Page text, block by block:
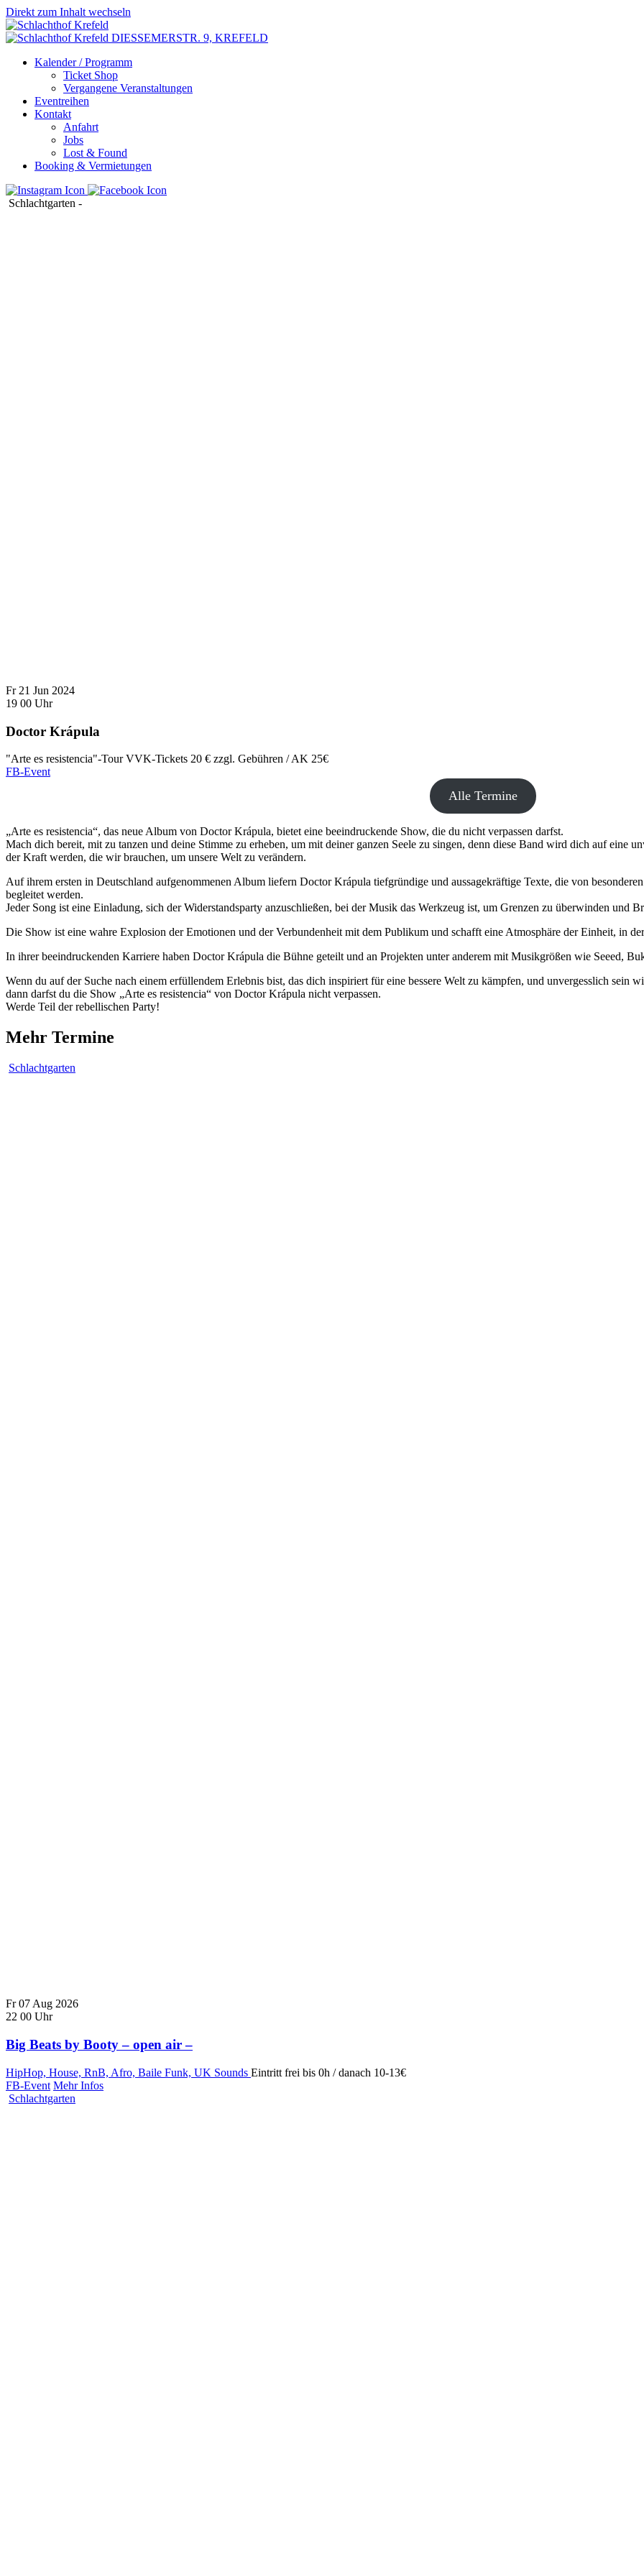
Direkt zum Inhalt wechseln
DIESSEMERSTR. 9, KREFELD
Kalender / Programm
Ticket Shop
Vergangene Veranstaltungen
Eventreihen
Kontakt
Anfahrt
Jobs
Lost & Found
Booking & Vermietungen
Schlachtgarten -
Fr 21 Jun 2024
19 00 Uhr
Doctor Krápula
"Arte es resistencia"-Tour VVK-Tickets 20 € zzgl. Gebühren / AK 25€
FB-Event
Alle Termine
„Arte es resistencia“, das neue Album von Doctor Krápula, bietet eine beeindruckende Show, die du nicht verpassen darfst.
Mach dich bereit, mit zu tanzen und deine Stimme zu erheben, um mit deiner ganzen Seele zu singen, denn diese Band wird dich auf eine
der Kraft werden, die wir brauchen, um unsere Welt zu verändern.
Auf ihrem ersten in Deutschland aufgenommenen Album liefern Doctor Krápula tiefgründige und aussagekräftige Texte, die von
begleitet werden.
Jeder Song ist eine Einladung, sich der Widerstandsparty anzuschließen, bei der Musik das Werkzeug ist, um Grenzen zu überwinden und
Die Show ist eine wahre Explosion der Emotionen und der Verbundenheit mit dem Publikum und schafft eine Atmosphäre der Einheit, in
In ihrer beeindruckenden Karriere haben Doctor Krápula die Bühne geteilt und an Projekten unter anderem mit Musikgrößen wie Seeed,
Wenn du auf der Suche nach einem erfüllendem Erlebnis bist, das dich inspiriert für eine bessere Welt zu kämpfen, und unvergesslich sein
dann darfst du die Show „Arte es resistencia“ von Doctor Krápula nicht verpassen.
Werde Teil der rebellischen Party!
Mehr Termine
Schlachtgarten
Fr 07 Aug 2026
22 00 Uhr
Big Beats by Booty – open air –
HipHop, House, RnB, Afro, Baile Funk, UK Sounds Eintritt frei bis 0h / danach 10-13€
FB-Event Mehr Infos
Schlachtgarten